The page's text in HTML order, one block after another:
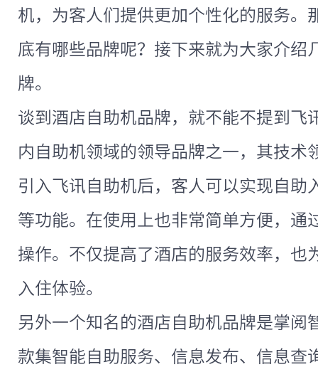
机，为客人们提供更加个性化的服务。
底有哪些品牌呢？接下来就为大家介绍
牌。
谈到酒店自助机品牌，就不能不提到飞
内自助机领域的领导品牌之一，其技术
引入飞讯自助机后，客人可以实现自助
等功能。在使用上也非常简单方便，通
操作。不仅提高了酒店的服务效率，也
入住体验。
另外一个知名的酒店自助机品牌是掌阅
款集智能自助服务、信息发布、信息查